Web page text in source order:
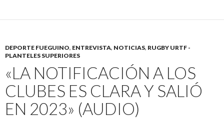
DEPORTE FUEGUINO, ENTREVISTA, NOTICIAS, RUGBY URTF -
PLANTELES SUPERIORES
«LA NOTIFICACIÓN A LOS
CLUBES ES CLARA Y SALIÓ
EN 2023» (AUDIO)